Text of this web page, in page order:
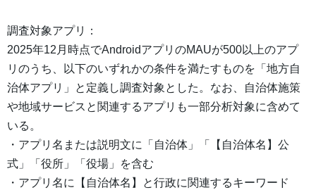
調査対象アプリ：
2025年12月時点でAndroidアプリのMAUが500以上のアプ
リのうち、以下のいずれかの条件を満たすものを「地方自
治体アプリ」と定義し調査対象とした。なお、自治体施策
や地域サービスと関連するアプリも一部分析対象に含めて
いる。
・アプリ名または説明文に「自治体」「【自治体名】公
式」「役所」「役場」を含む
・アプリ名に【自治体名】と行政に関連するキーワード